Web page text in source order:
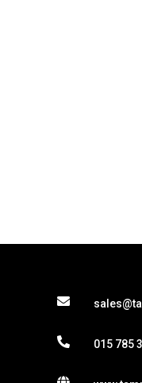
015 785